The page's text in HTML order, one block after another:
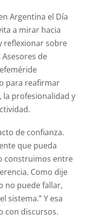
Argentina el Día
a mirar hacia
reflexionar sobre
de
para reafirmar
profesionalidad y
de confianza.
que pueda
construimos entre
Como dije
no puede fallar,
sistema.” Y esa
con discursos.